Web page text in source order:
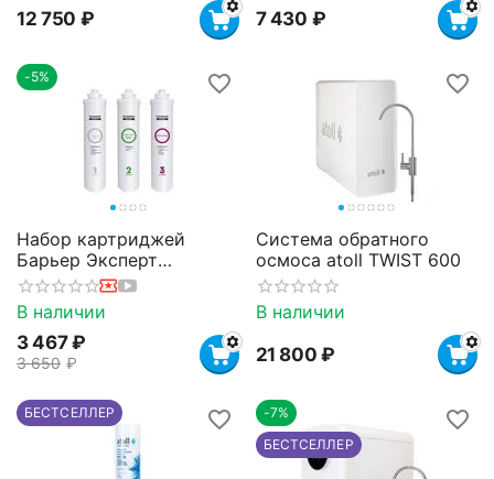
12 750 ₽ 7 430 ₽
-5%
Набор картриджей
Барьер Эксперт
Жесткость
В наличии
3 467 ₽
3 650 ₽
Система обратного
осмоса atoll TWIST 600
В наличии
21 800 ₽
БЕСТСЕЛЛЕР
-7%
БЕСТСЕЛЛЕР